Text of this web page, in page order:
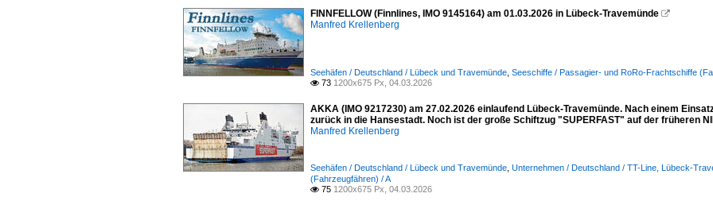
FINNFELLOW (Finnlines, IMO 9145164) am 01.03.2026 in Lübeck-Travemünde 
Manfred Krellenberg
Seehäfen / Deutschland / Lübeck und Travemünde Seeschiffe / Passagier- und RoRo-Frachtschiffe
 73 1200x675 Px, 04.03.2026
AKKA (IMO 9217230) am 27.02.2026 einlaufend Lübeck-Travemünde. Nach einem
zurück in die Hansestadt. Noch ist der große Schiftzug "SUPERFAST" auf der früheren
Manfred Krellenberg
Seehäfen / Deutschland / Lübeck und Travemünde Unternehmen / Deutschland / TT-Line, Lübeck-
(Fahrzeugfähren) / A
 75 1200x675 Px, 04.03.2026